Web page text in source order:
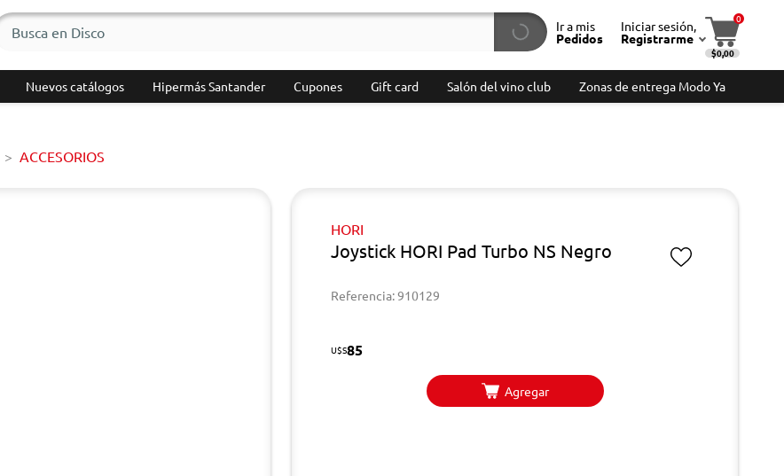
Ir a mis
Pedidos
Iniciar sesión,
Registrarme
0
$0,00
Nuevos catálogos Hipermás Santander Cupones Gift card Salón del vino club Zonas de entrega Modo Ya
ACCESORIOS
HORI
Joystick HORI Pad Turbo NS Negro
Referencia: 910129
U$S85
Agregar